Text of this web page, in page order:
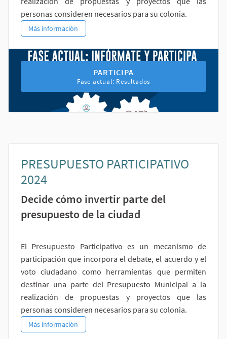
personas consideren necesarios para su colonia.
PRESUPUESTO PARTICIPATIVO 2025
Más información
PARTICIPA EN EL PROCESO
PARTICIPA
Fase actual: Resultados
PRESUPUESTO PARTICIPATIVO
2024
Decide cómo invertir parte del
presupuesto de la ciudad
El Presupuesto Participativo es un mecanismo de
participación que incorpora el debate, el acuerdo y el
voto ciudadano como herramientas que permiten
destinar una parte del Presupuesto Municipal a la
realización de propuestas y proyectos que las
personas consideren necesarios para su colonia.
PRESUPUESTO PARTICIPATIVO 2024
Más información